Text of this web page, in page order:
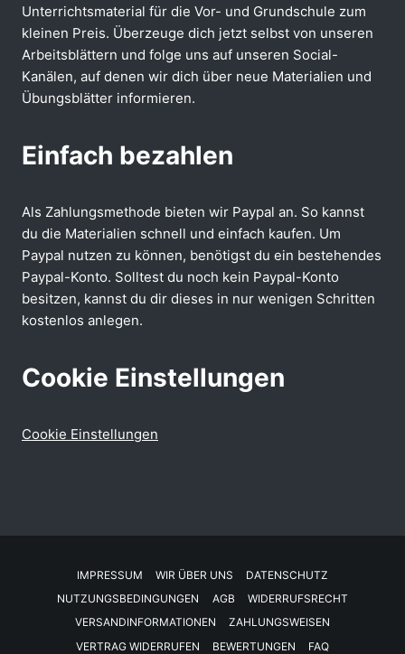
Unterrichtsmaterial für die Vor- und Grundschule zum
kleinen Preis. Überzeuge dich jetzt selbst von unseren
Arbeitsblättern und folge uns auf unseren Social-
Kanälen, auf denen wir dich über neue Materialien und
Übungsblätter informieren.
Einfach bezahlen
Als Zahlungsmethode bieten wir Paypal an. So kannst
du die Materialien schnell und einfach kaufen. Um
Paypal nutzen zu können, benötigst du ein bestehendes
Paypal-Konto. Solltest du noch kein Paypal-Konto
besitzen, kannst du dir dieses in nur wenigen Schritten
kostenlos anlegen.
Cookie Einstellungen
Cookie Einstellungen
IMPRESSUM WIR ÜBER UNS
DATENSCHUTZ
NUTZUNGSBEDINGUNGEN
AGB
WIDERRUFSRECHT
VERSANDINFORMATIONEN
ZAHLUNGSWEISEN
VERTRAG WIDERRUFEN
BEWERTUNGEN FAQ